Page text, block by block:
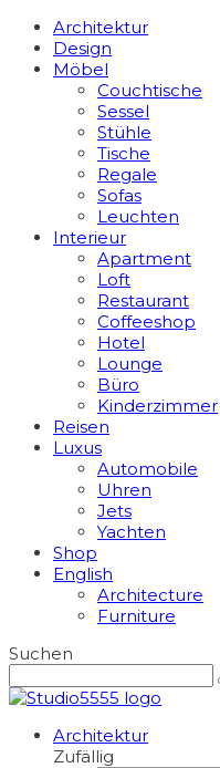
Architektur
Design
Möbel
Couchtische
Sessel
Stühle
Tische
Regale
Sofas
Leuchten
Interieur
Apart­ment
Loft
Restaurant
Coffeeshop
Hotel
Lounge
Büro
Kinderzimmer
Reisen
Luxus
Automobile
Uhren
Jets
Yachten
Shop
English
Architecture
Furniture
Suchen
Architektur
Zufällig